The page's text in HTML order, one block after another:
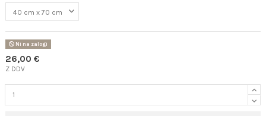
Ni na zalogi
26,00 €
Z DDV